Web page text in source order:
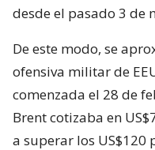
desde el pasado 3 de
De este modo, se
ofensiva militar de
comenzada el 28 de
Brent cotizaba en
a superar los US$120